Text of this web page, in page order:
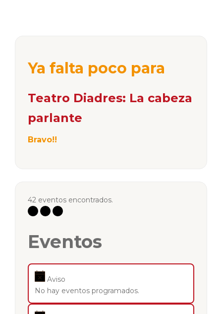
Ya falta poco para
Teatro Diadres: La cabeza
parlante
Bravo!!
42 eventos encontrados.
Eventos
Aviso
No hay eventos programados.